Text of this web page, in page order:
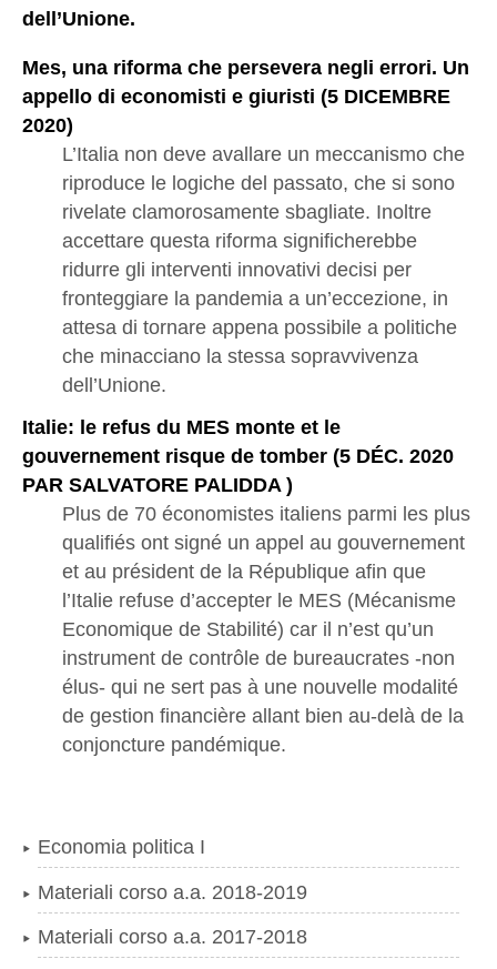
dell’Unione.
Mes, una riforma che persevera negli errori. Un
appello di economisti e giuristi (5 DICEMBRE
2020)
L’Italia non deve avallare un meccanismo che
riproduce le logiche del passato, che si sono
rivelate clamorosamente sbagliate. Inoltre
accettare questa riforma significherebbe
ridurre gli interventi innovativi decisi per
fronteggiare la pandemia a un’eccezione, in
attesa di tornare appena possibile a politiche
che minacciano la stessa sopravvivenza
dell’Unione.
Italie: le refus du MES monte et le
gouvernement risque de tomber (5 DÉC. 2020
PAR SALVATORE PALIDDA )
Plus de 70 économistes italiens parmi les plus
qualifiés ont signé un appel au gouvernement
et au président de la République afin que
l’Italie refuse d’accepter le MES (Mécanisme
Economique de Stabilité) car il n’est qu’un
instrument de contrôle de bureaucrates -non
élus- qui ne sert pas à une nouvelle modalité
de gestion financière allant bien au-delà de la
conjoncture pandémique.
Economia politica I
Materiali corso a.a. 2018-2019
Materiali corso a.a. 2017-2018